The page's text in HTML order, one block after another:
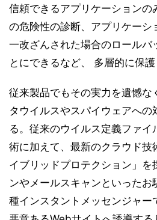
信頼できるアプリケーションの
の危険性の診断、アプリケーシ
一改ざんされた場合のロールバ
とにできるなど、 多層的に保護
従来製品でもその実力を遺憾な
タウイルスやスパイウェアへの
る。従来のウイルス定義ファ
術に加えて、最新のクラウド技
イブリッドプロテクション」を
ンやメールスキャンといったお
種インスタントメッセンジャー